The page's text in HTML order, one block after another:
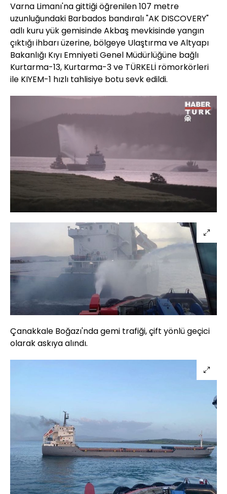
Varna Limanı'na gittiği öğrenilen 107 metre
uzunluğundaki Barbados bandıralı "AK DISCOVERY"
adlı kuru yük gemisinde Akbaş mevkisinde yangın
çıktığı ihbarı üzerine, bölgeye Ulaştırma ve Altyapı
Bakanlığı Kıyı Emniyeti Genel Müdürlüğüne bağlı
Kurtarma-13, Kurtarma-3 ve TÜRKELİ römorkörleri
ile KIYEM-1 hızlı tahlisiye botu sevk edildi.
Aç
Oynatma
Hızı
Çanakkale Boğazı'nda gemi trafiği, çift yönlü geçici
olarak askıya alındı.